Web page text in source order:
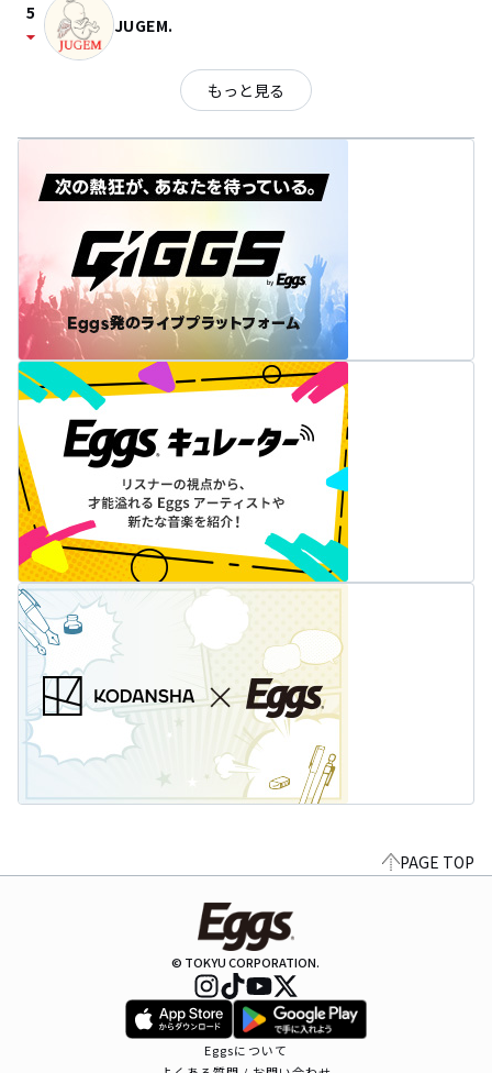
5
arrow_drop_down JUGEM.
もっと見る
PAGE TOP
© TOKYU CORPORATION.
Eggsについて